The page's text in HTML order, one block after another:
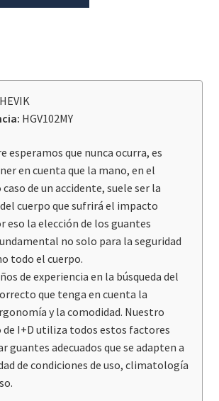
HEVIK
HGV102MY
esperamos que nunca ocurra, es
en cuenta que la mano, en el
de un accidente, suele ser la
cuerpo que sufrirá el impacto
eso la elección de los guantes
no solo para la seguridad
todo el cuerpo.
de experiencia en la búsqueda del
que tenga en cuenta la
y la comodidad. Nuestro
I+D utiliza todos estos factores
guantes adecuados que se adapten a
de condiciones de uso, climatología